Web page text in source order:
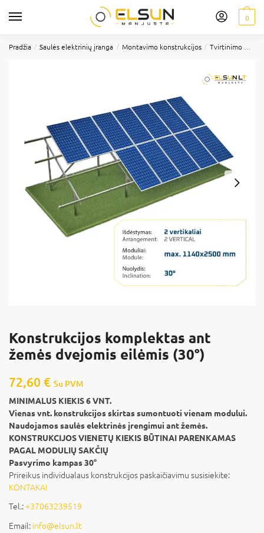
0
Pradžia / Saulės elektrinių įranga / Montavimo konstrukcijos / Tvirtinimo elementai
Konstrukcijos komplektas ant
žemės dvejomis eilėmis (30°)
72,60 € Su PVM
MINIMALUS KIEKIS 6 VNT.
Vienas vnt. konstrukcijos skirtas sumontuoti vienam modului.
Naudojamos saulės elektrinės įrengimui ant žemės.
KONSTRUKCIJOS VIENETŲ KIEKIS BŪTINAI PARENKAMAS
PAGAL MODULIŲ SAKČIŲ
Pasvyrimo kampas 30°
Prireikus individualaus konstrukcijos paskaičiavimu susisiekite:
KONTAKAI
Tel.:+37063239519
Email: info@elsun.lt